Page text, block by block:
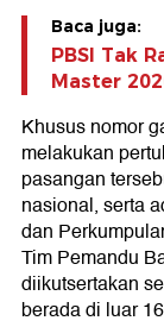
Baca juga:
PBSI Tak
Master
Khusus nomor
melakukan
pasangan
nasional, serta
dan
Tim Pemandu
diikutsertakan
berada di luar